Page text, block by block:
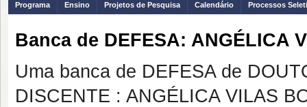
Programa Ensino Projetos de Pesquisa Calendário Processos
Banca de DEFESA: ANGÉLICA
Uma banca de DEFESA de
DISCENTE : ANGÉLICA VILAS